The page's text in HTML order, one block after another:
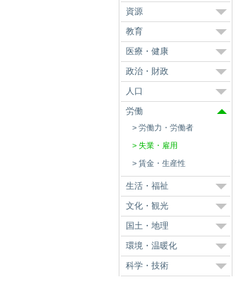
資源
教育
医療・健康
政治・財政
人口
労働
労働力・労働者
失業・雇用
賃金・生産性
生活・福祉
文化・観光
国土・地理
環境・温暖化
科学・技術